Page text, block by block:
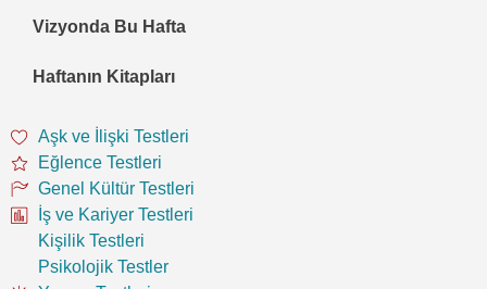
Vizyonda Bu Hafta
Haftanın Kitapları
Aşk ve İlişki Testleri
Eğlence Testleri
Genel Kültür Testleri
İş ve Kariyer Testleri
Kişilik Testleri
Psikolojik Testler